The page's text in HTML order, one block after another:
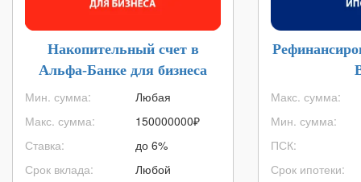
Накопительный счет в
Альфа-Банке для бизнеса
Мин. сумма:
Макс. сумма:
Ставка:
Срок вклада:
Любая
150000000₽
до 6%
Любой
Макс. сумма:
Мин. сумма:
ПСК:
Срок ипотеки: